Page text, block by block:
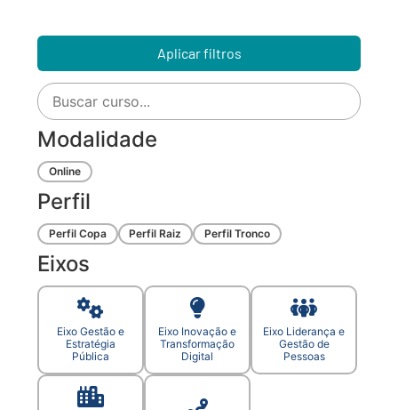
Aplicar filtros
Modalidade
Online
Perfil
Perfil Copa Perfil Raiz Perfil Tronco
Eixos
Eixo Gestão e
Estratégia
Pública
Eixo Inovação e
Transformação
Digital
Eixo Liderança e
Gestão de
Pessoas